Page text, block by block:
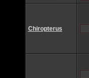
Chiropterus